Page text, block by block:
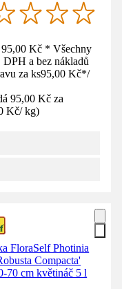
Kč * Všechny
DPH a bez nákladů
za ks95,00 Kč*/
95,00 Kč za
Kč/ kg)
FloraSelf Photinia
Compacta'
70 cm květináč 5 l